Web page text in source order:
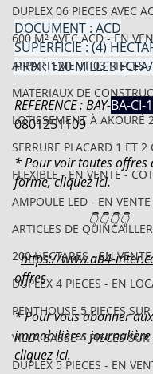
DUPLEX 06 PIECES AVEC
600 M² AVEC ACD - EN
APPARTEMENT 03 PIECES
MATERIAUX DE
LOTISSEMENT À AKOURÉ
SERRURE PLACARD 1 ET 2
FLEXIBLE - EN VENTE -
AMPOULE LED - EN
ARTICLES DE
200 HECTARES - EN
DUPLEX 4 PIECES - EN
PENTHOUSE 5 PIECES
VILLA BASSE 4 PIECES
DUPLEX 5 PIECES - EN
DOCUMENT : ACD
SUPERFICIE : (4)
PRIX : 120 MILLES
REFERENCE : BAY-BA-CI-
0801251109
* Pour voir toutes offres
forme, cliquez ici.
👇👇👇👇
https://www.ab4-
offres
* Pour vous abonner
immobilières
cliquez ici.